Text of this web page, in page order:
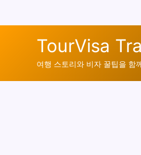
TourVisa
여행 스토리와 비자 꿀팁을 함